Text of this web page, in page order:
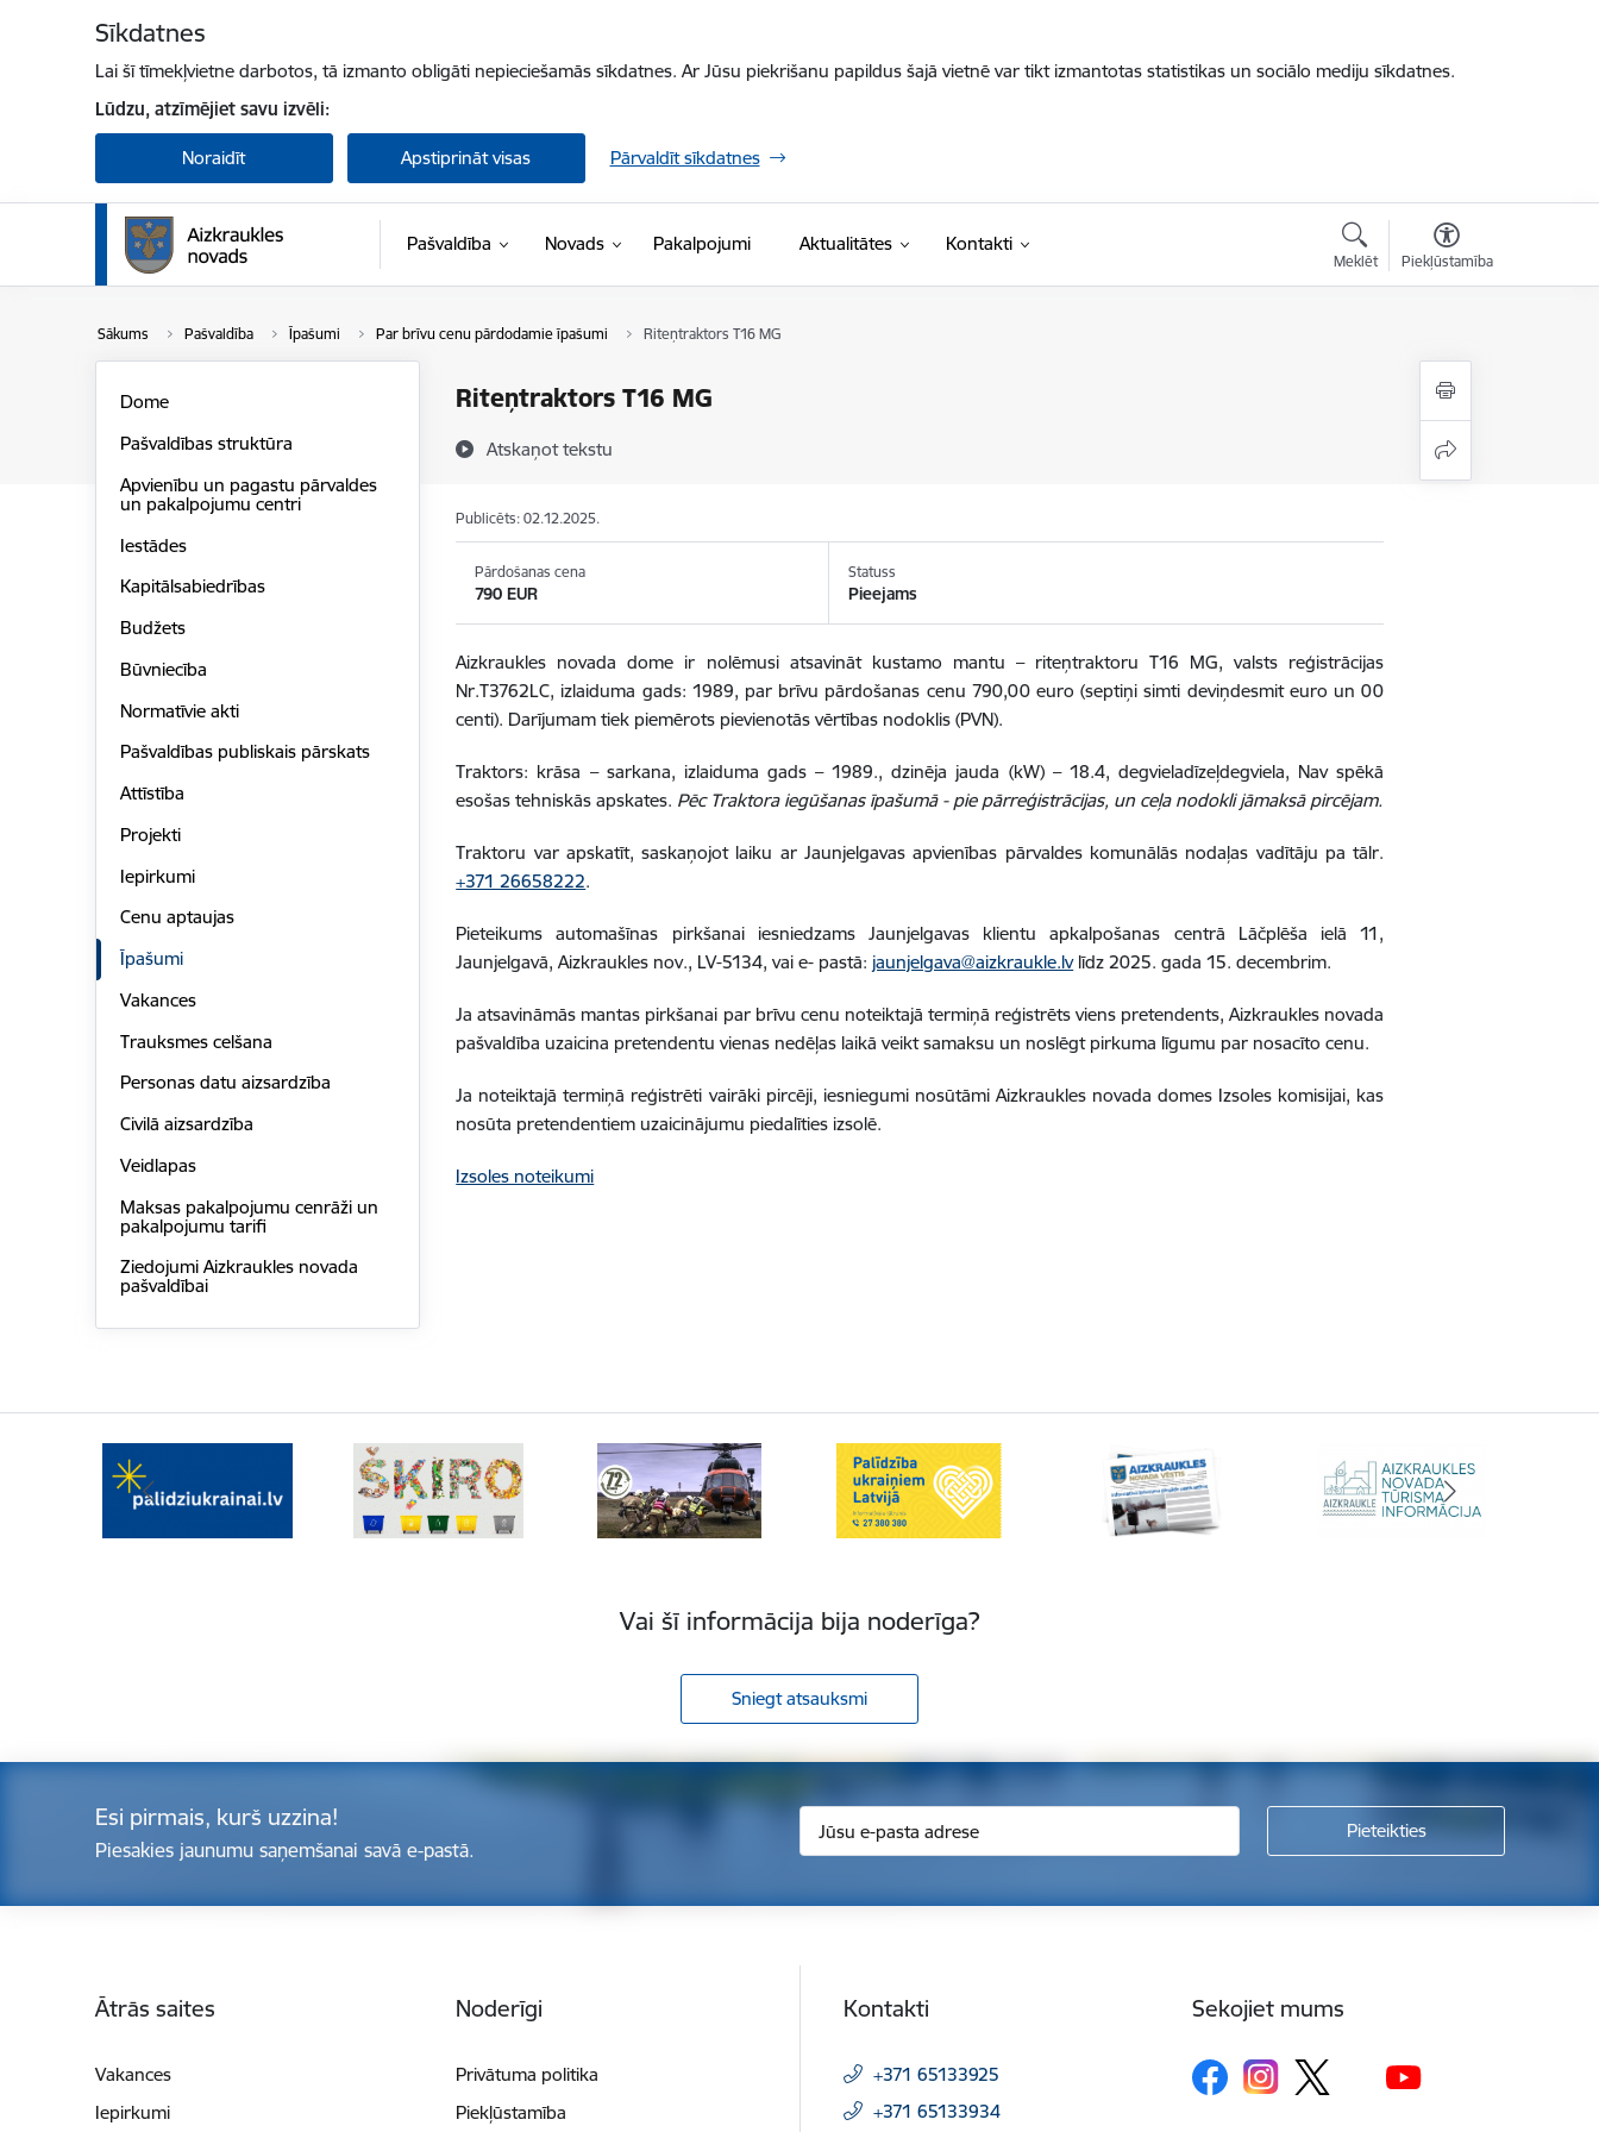
Sīkdatnes
Lai šī tīmekļvietne darbotos, tā izmanto obligāti nepieciešamās sīkdatnes. Ar Jūsu piekrišanu papildus šajā vietnē var tikt izmantotas statistikas un sociālo mediju sīkdatnes.
Lūdzu, atzīmējiet savu izvēli:
Noraidīt Apstiprināt visas Pārvaldīt sīkdatnes
Pašvaldība Novads Pakalpojumi Aktualitātes Kontakti
Meklēt Piekļūstamība
Sākums Pašvaldība Īpašumi Par brīvu cenu pārdodamie īpašumi Riteņtraktors T16 MG
Riteņtraktors T16 MG
Atskaņot tekstu
Dome
Pašvaldības struktūra
Apvienību un pagastu pārvaldes
un pakalpojumu centri
Iestādes
Kapitālsabiedrības
Budžets
Būvniecība
Normatīvie akti
Pašvaldības publiskais pārskats
Attīstība
Projekti
Iepirkumi
Cenu aptaujas
Īpašumi
Vakances
Trauksmes celšana
Personas datu aizsardzība
Civilā aizsardzība
Veidlapas
Maksas pakalpojumu cenrāži un
pakalpojumu tarifi
Ziedojumi Aizkraukles novada
pašvaldībai
Publicēts: 02.12.2025.
Pārdošanas cena
790 EUR
Statuss
Pieejams
Aizkraukles novada dome ir nolēmusi atsavināt kustamo mantu – riteņtraktoru T16 MG, valsts reģistrācijas
Nr.T3762LC, izlaiduma gads: 1989, par brīvu pārdošanas cenu 790,00 euro (septiņi simti deviņdesmit euro un 00
centi). Darījumam tiek piemērots pievienotās vērtības nodoklis (PVN).
Traktors: krāsa – sarkana, izlaiduma gads – 1989., dzinēja jauda (kW) – 18.4, degvieladīzeļdegviela, Nav spēkā
esošas tehniskās apskates. Pēc Traktora iegūšanas īpašumā - pie pārreģistrācijas, un ceļa nodokli jāmaksā pircējam.
Traktoru var apskatīt, saskaņojot laiku ar Jaunjelgavas apvienības pārvaldes komunālās nodaļas vadītāju pa tālr.
+371 26658222.
Pieteikums automašīnas pirkšanai iesniedzams Jaunjelgavas klientu apkalpošanas centrā Lāčplēša ielā 11,
Jaunjelgavā, Aizkraukles nov., LV-5134, vai e- pastā: jaunjelgava@aizkraukle.lvlīdz 2025. gada 15. decembrim.
Ja atsavināmās mantas pirkšanai par brīvu cenu noteiktajā termiņā reģistrēts viens pretendents, Aizkraukles novada
pašvaldība uzaicina pretendentu vienas nedēļas laikā veikt samaksu un noslēgt pirkuma līgumu par nosacīto cenu.
Ja noteiktajā termiņā reģistrēti vairāki pircēji, iesniegumi nosūtāmi Aizkraukles novada domes Izsoles komisijai, kas
nosūta pretendentiem uzaicinājumu piedalīties izsolē.
Izsoles noteikumi
Vai šī informācija bija noderīga?
Sniegt atsauksmi
Esi pirmais, kurš uzzina!
Piesakies jaunumu saņemšanai savā e-pastā.
Ātrās saites
Vakances
Iepirkumi
Noderīgi
Privātuma politika
Piekļūstamība
Kontakti
+371 65133925
+371 65133934
Sekojiet mums